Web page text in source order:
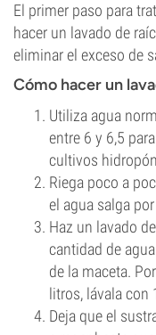
El primer paso para
hacer un lavado de
eliminar el exceso de
Cómo hacer un
Utiliza agua
entre 6 y 6,5
cultivos
Riega poco a
el agua salga
Haz un lavado
cantidad de
de la maceta.
litros, lávala con
Deja que el